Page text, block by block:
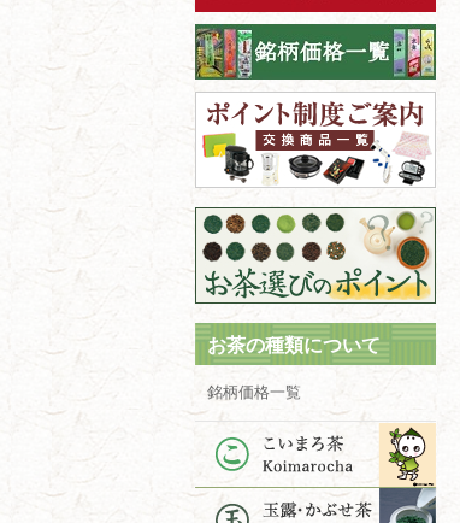
お茶の種類について
銘柄価格一覧